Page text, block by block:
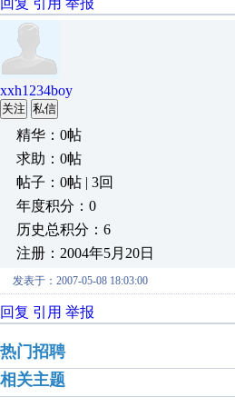
回复 引用 举报
xxh1234boy
关注 私信
精华：0帖
求助：0帖
帖子：0帖 | 3回
年度积分：0
历史总积分：6
注册：2004年5月20日
发表于：2007-05-08 18:03:00
回复 引用 举报
热门招聘
相关主题